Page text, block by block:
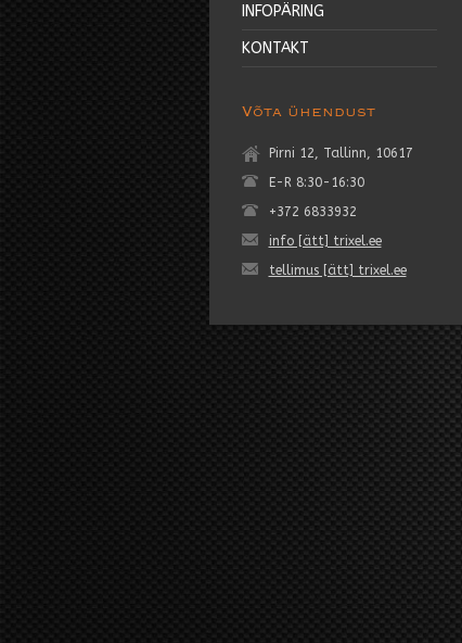
INFOPÄRING
KONTAKT
Võta ühendust
Pirni 12, Tallinn, 10617
E-R 8:30-16:30
+372 6833932
info [ätt] trixel.ee
tellimus [ätt] trixel.ee